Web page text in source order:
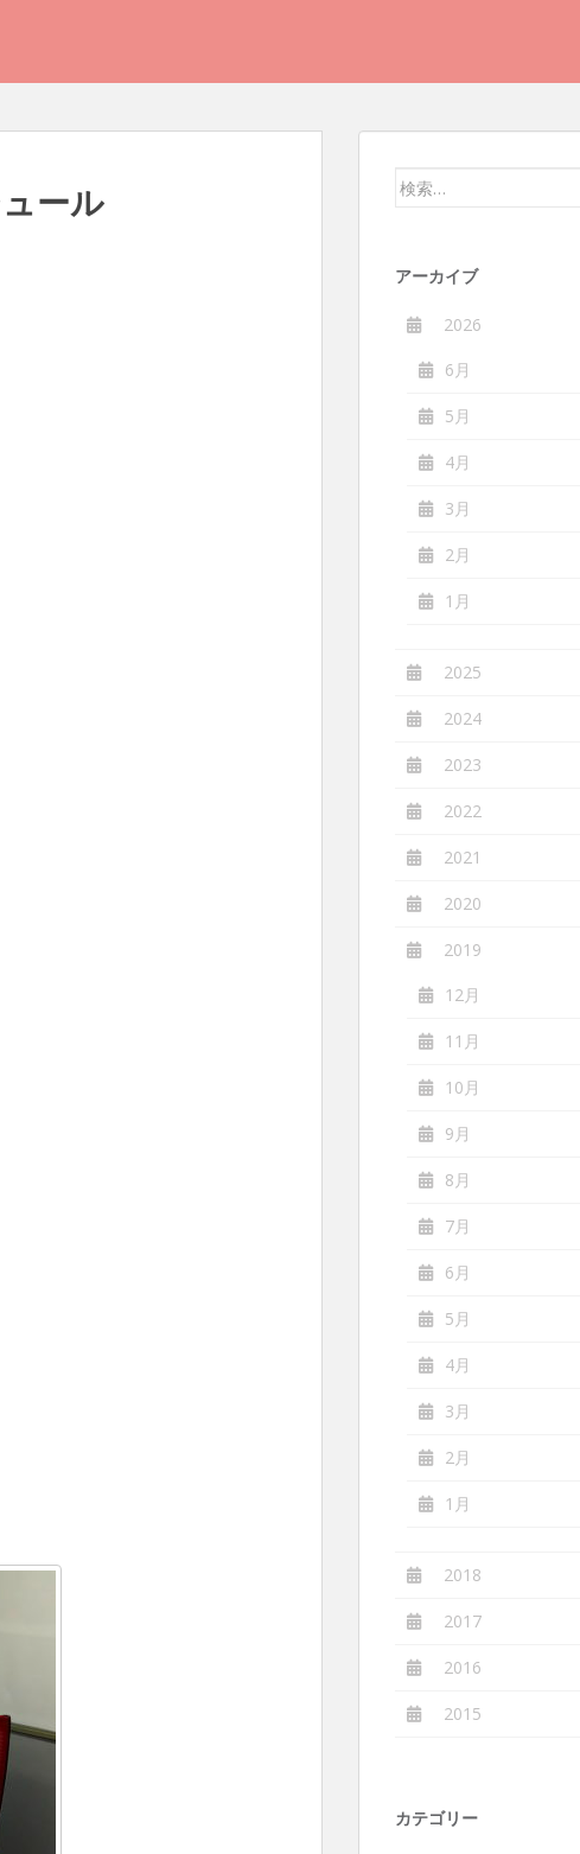
ール
検
アーカイブ
2026
6月
5月
4月
3月
2月
1月
2025
2024
2023
2022
2021
2020
2019
12月
11月
10月
9月
8月
7月
6月
5月
4月
3月
2月
1月
2018
2017
2016
2015
カテゴリー